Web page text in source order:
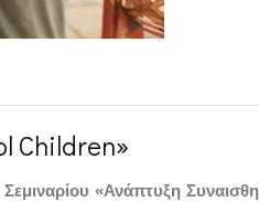
Children»
«Ανάπτυξη